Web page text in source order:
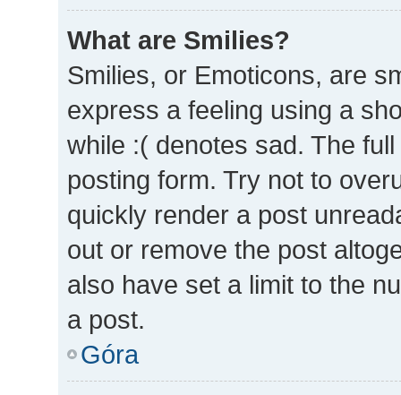
What are Smilies?
Smilies, or Emoticons, are
express a feeling using a
while :( denotes sad. The
posting form. Try not to
quickly render a post
out or remove the post
also have set a limit to the
a post.
Góra